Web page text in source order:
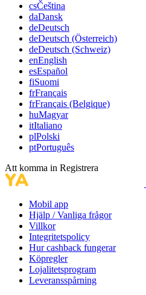
csČeština
daDansk
deDeutsch
deDeutsch (Österreich)
deDeutsch (Schweiz)
enEnglish
esEspañol
fiSuomi
frFrançais
frFrançais (Belgique)
huMagyar
itItaliano
plPolski
ptPortuguês
Att komma in Registrera
Mobil app
Hjälp / Vanliga frågor
Villkor
Integritetspolicy
Hur cashback fungerar
Köpregler
Lojalitetsprogram
Leveransspårning